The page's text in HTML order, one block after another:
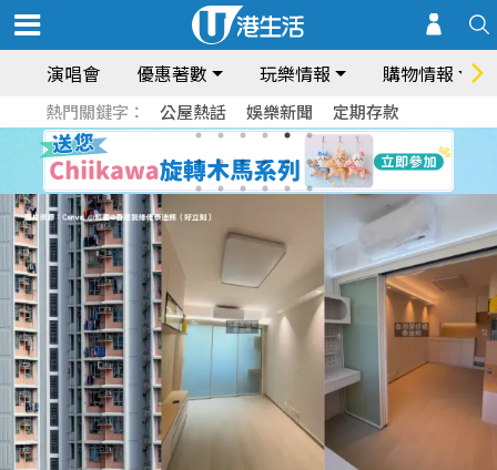
演唱會 優惠著數 玩樂情報 購物情報
熱門關鍵字： 公屋熱話 娛樂新聞 定期存款